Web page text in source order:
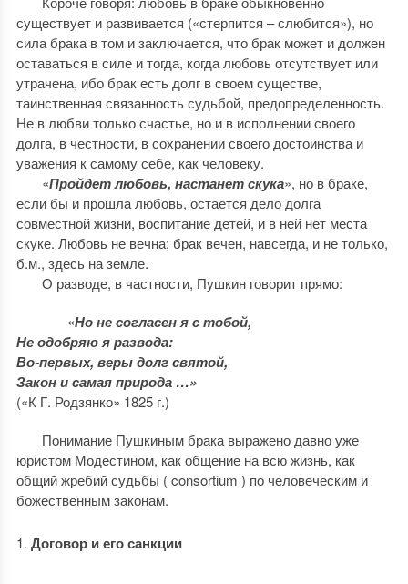
существует и развивается («стерпится – слюбится»), но
сила брака в том и заключается, что брак может и должен
оставаться в силе и тогда, когда любовь отсутствует или
утрачена, ибо брак есть долг в своем существе,
таинственная связанность судьбой, предопределенность.
Не в любви только счастье, но и в исполнении своего
долга, в честности, в сохранении своего достоинства и
уважения к самому себе, как человеку.
«Пройдет любовь, настанет скука», но в браке,
если бы и прошла любовь, остается дело долга
совместной жизни, воспитание детей, и в ней нет места
скуке. Любовь не вечна; брак вечен, навсегда, и не только,
б.м., здесь на земле.
О разводе, в частности, Пушкин говорит прямо:
«Но не согласен я с тобой,
Не одобряю я развода:
Во-первых, веры долг святой,
Закон и самая природа …»
(«К Г. Родзянко» 1825 г.)
Понимание Пушкиным брака выражено давно уже
юристом Модестином, как общение на всю жизнь, как
общий жребий судьбы ( consortium ) по человеческим и
божественным законам.
Договор и его санкции